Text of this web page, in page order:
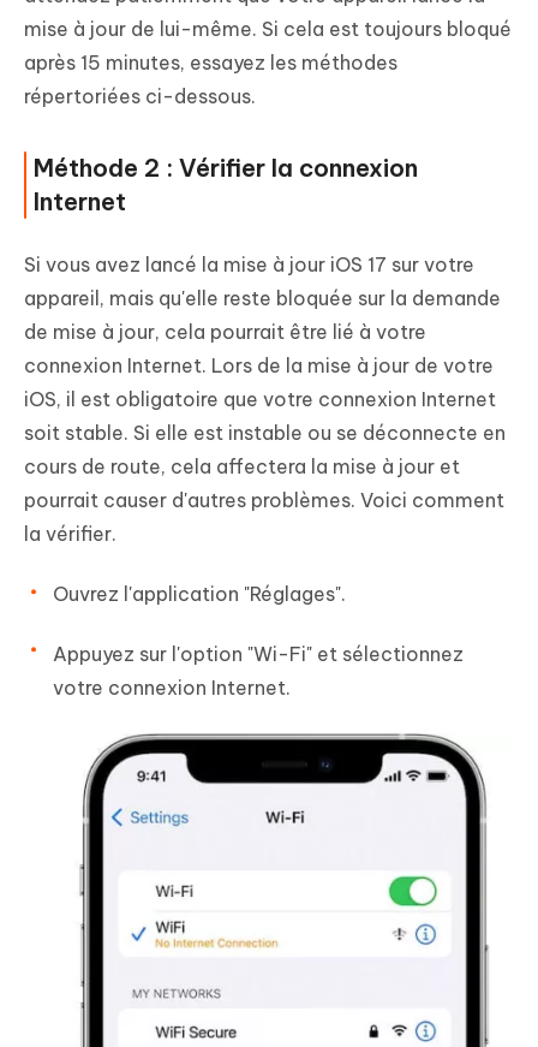
mise à jour de lui-même. Si cela est toujours bloqué
après 15 minutes, essayez les méthodes
répertoriées ci-dessous.
Méthode 2 : Vérifier la connexion
Internet
Si vous avez lancé la mise à jour iOS 17 sur votre
appareil, mais qu'elle reste bloquée sur la demande
de mise à jour, cela pourrait être lié à votre
connexion Internet. Lors de la mise à jour de votre
iOS, il est obligatoire que votre connexion Internet
soit stable. Si elle est instable ou se déconnecte en
cours de route, cela affectera la mise à jour et
pourrait causer d'autres problèmes. Voici comment
la vérifier.
Ouvrez l'application "Réglages".
Appuyez sur l'option "Wi-Fi" et sélectionnez
votre connexion Internet.